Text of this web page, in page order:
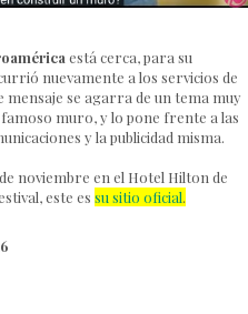
está cerca, para su
nuevamente a los servicios de
mensaje se agarra de un tema muy
muro, y lo pone frente a las
y la publicidad misma.
noviembre en el Hotel Hilton de
este es su sitio oficial.